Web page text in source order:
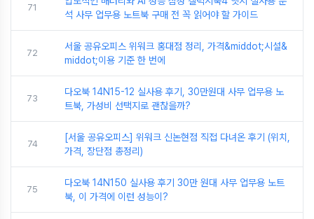
71
석 사무 업무용 노트북 구매 전 꼭 읽어야 할 가이드
72
서울 공유오피스 위워크 홍대점 정리, 가격&middot;시설&
middot;이용 기준 한 번에
73
다오북 14N15-12 실사용 후기, 30만원대 사무 업무용 노
트북, 가성비 선택지로 괜찮을까?
74
[서울 공유오피스] 위워크 신논현점 직접 다녀온 후기 (위치,
가격, 장단점 총정리)
75
다오북 14N150 실사용 후기 30만 원대 사무 업무용 노트
북, 이 가격에 이런 성능이?